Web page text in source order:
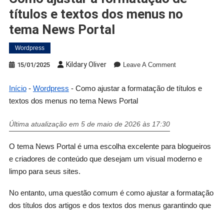
títulos e textos dos menus no
tema News Portal
Wordpress
15/01/2025 Kildary Oliver Leave A Comment
Início- Wordpress - Como ajustar a formatação de títulos e
textos dos menus no tema News Portal
Última atualização em 5 de maio de 2026 às 17:30
O tema News Portal é uma escolha excelente para blogueiros
e criadores de conteúdo que desejam um visual moderno e
limpo para seus sites.
No entanto, uma questão comum é como ajustar a formatação
dos títulos dos artigos e dos textos dos menus garantindo que